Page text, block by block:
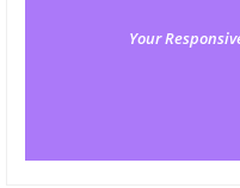
Your